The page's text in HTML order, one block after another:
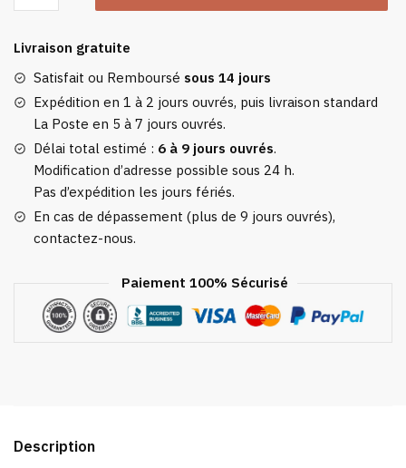
Chaussons
Montante
Rose
Livraison gratuite
Satisfait ou Remboursé sous 14 jours
Expédition en 1 à 2 jours ouvrés, puis livraison standard
La Poste en 5 à 7 jours ouvrés.
Délai total estimé : 6 à 9 jours ouvrés.
Modification d’adresse possible sous 24 h.
Pas d’expédition les jours fériés.
En cas de dépassement (plus de 9 jours ouvrés),
contactez-nous.
Paiement 100% Sécurisé
Description